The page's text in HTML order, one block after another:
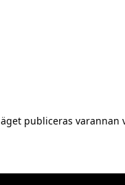
publiceras varannan